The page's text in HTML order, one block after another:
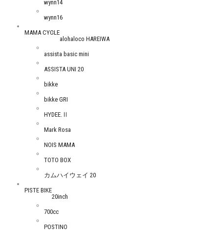
wynn14
wynn16
MAMA CYCLE
alohaloco HAREIWA
assista basic mini
ASSISTA UNI 20
bikke
bikke GRI
HYDEE.Ⅱ
Mark Rosa
NOIS MAMA
TOTO BOX
カムハイウェイ 20
PISTE BIKE
20inch
700cc
POSTINO